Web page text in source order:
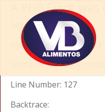
A PHP Error
Severity: Warning
Message:
Filename: models/
Line Number: 127
Backtrace: